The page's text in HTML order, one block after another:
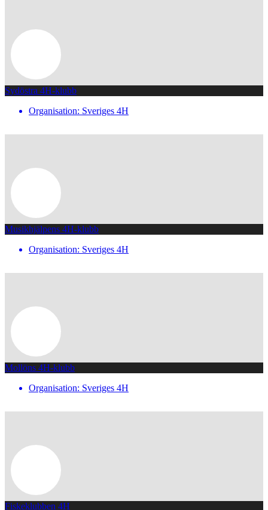
Sydöstra 4H-klubb
Organisation: Sveriges 4H
Musikhjälpens 4H-klubb
Organisation: Sveriges 4H
Mollöns 4H-klubb
Organisation: Sveriges 4H
Fiskeklubben 4H